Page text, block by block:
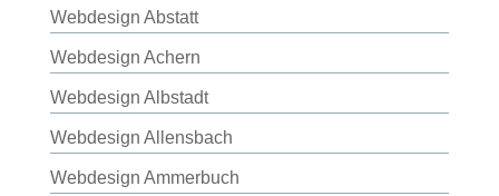
Webdesign Abstatt
Webdesign Achern
Webdesign Albstadt
Webdesign Allensbach
Webdesign Ammerbuch